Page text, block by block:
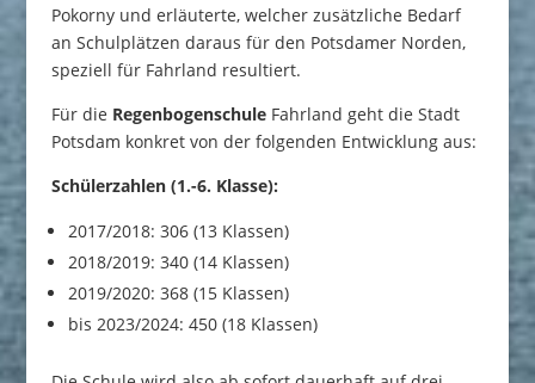
Pokorny und erläuterte, welcher zusätzliche Bedarf
an Schulplätzen daraus für den Potsdamer Norden,
speziell für Fahrland resultiert.
Für die RegenbogenschuleFahrland geht die Stadt
Potsdam konkret von der folgenden Entwicklung aus:
Schülerzahlen (1.-6. Klasse):
2017/2018: 306 (13 Klassen)
2018/2019: 340 (14 Klassen)
2019/2020: 368 (15 Klassen)
bis 2023/2024: 450 (18 Klassen)